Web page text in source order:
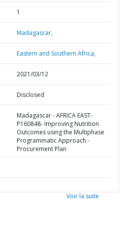
1
Madagascar,
Eastern and Southern Africa,
2021/03/12
Disclosed
Madagascar - AFRICA EAST-
P160848- Improving Nutrition
Outcomes using the Multiphase
Programmatic Approach -
Procurement Plan
Voir la suite